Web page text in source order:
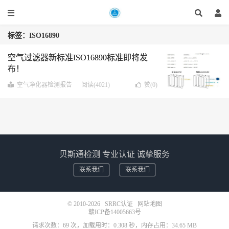
标签：ISO16890
空气过滤器新标准ISO16890标准即将发
布！
空气净化器检测报告 阅读(4021) 赞(0)
贝斯通检测 专业认证 诚挚服务
联系我们 联系我们
© 2010-2026 SRRC认证
网站地图
赣ICP备14005663号
请求次数：69 次，加载用时：0.308 秒，内存占用：34.65 MB